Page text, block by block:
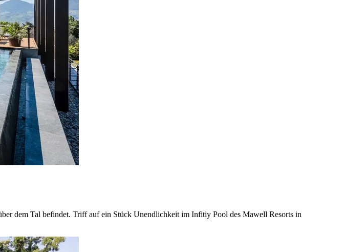
dem Tal befindet. Triff auf ein Stück Unendlichkeit im Infitiy Pool des Mawell Resorts in